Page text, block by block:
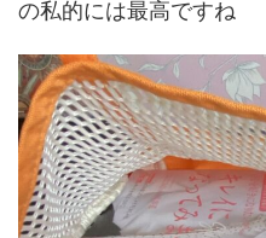
の私的には最高ですね